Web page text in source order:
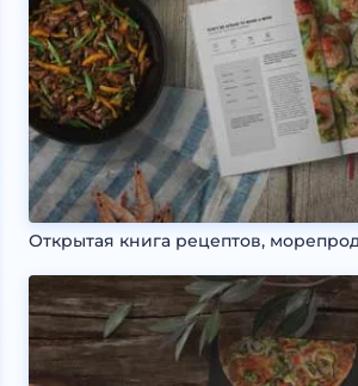
Открытая книга рецептов,